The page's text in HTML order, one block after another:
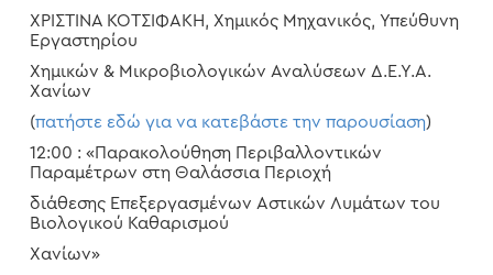
ΧΡΙΣΤΙΝΑ ΚΟΤΣΙΦΑΚΗ, Χημικός Μηχανικός, Υπεύθυνη
Εργαστηρίου
Χημικών & Μικροβιολογικών Αναλύσεων Δ.Ε.Υ.Α.
Χανίων
(πατήστε εδώ για να κατεβάστε την παρουσίαση)
12:00 : «Παρακολούθηση Περιβαλλοντικών
Παραμέτρων στη Θαλάσσια Περιοχή
διάθεσης Επεξεργασμένων Αστικών Λυμάτων του
Βιολογικού Καθαρισμού
Χανίων»